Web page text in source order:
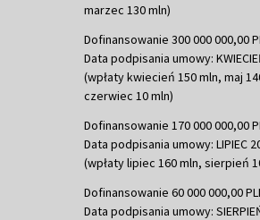
marzec 130 mln)
Dofinansowanie 300 000 000,00
Data podpisania umowy:
(wpłaty kwiecień 150 mln, maj
czerwiec 10 mln)
Dofinansowanie 170 000 000,00
Data podpisania umowy: LIPIEC
(wpłaty lipiec 160 mln, sierpień
Dofinansowanie 60 000 000,00
Data podpisania umowy: